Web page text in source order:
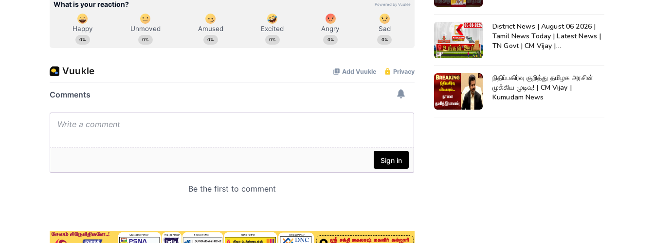
District News | August 06 2026 |
Tamil News Today | Latest News |
TN Govt | CM Vijay |
நிதிப்பகிர்வு குறித்து தமிழக அரசின்
முக்கிய முடிவு! | CM Vijay |
Kumudam News